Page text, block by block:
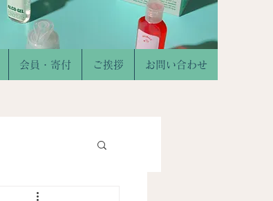
会員・寄付 ご挨拶 お問い合わせ